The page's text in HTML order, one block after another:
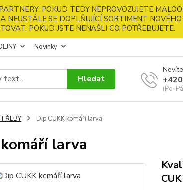
POKUD TEDY NEPROVOZUJETE
SE DOPLŇUJÍCÍ SORTIMENT
POKUD JSTE NENAŠLI CO POTŘEBUJETE.
Novinky
Hledat
(Po-
Dip CUKK komáří larva
larva